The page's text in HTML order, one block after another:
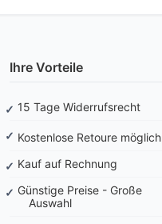
Ihre Vorteile
15 Tage Widerrufsrecht
Kostenlose Retoure möglich
Kauf auf Rechnung
Günstige Preise - Große
Auswahl